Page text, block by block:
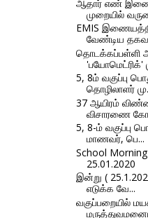
ஆதார் எண்
முறையில்
EMIS
வேண்டிய
தொடக்கப்பள்ளி
'பயோமெட்ரிக்'
5, 8ம் வகுப்பு
தொழிலாளர்
37 ஆயிரம்
விசாரணை
5, 8-ம் வகுப்பு
மாணவர், பெ...
School
25.01.2020
இன்று (
எடுக்க வே...
வகுப்பறையில்